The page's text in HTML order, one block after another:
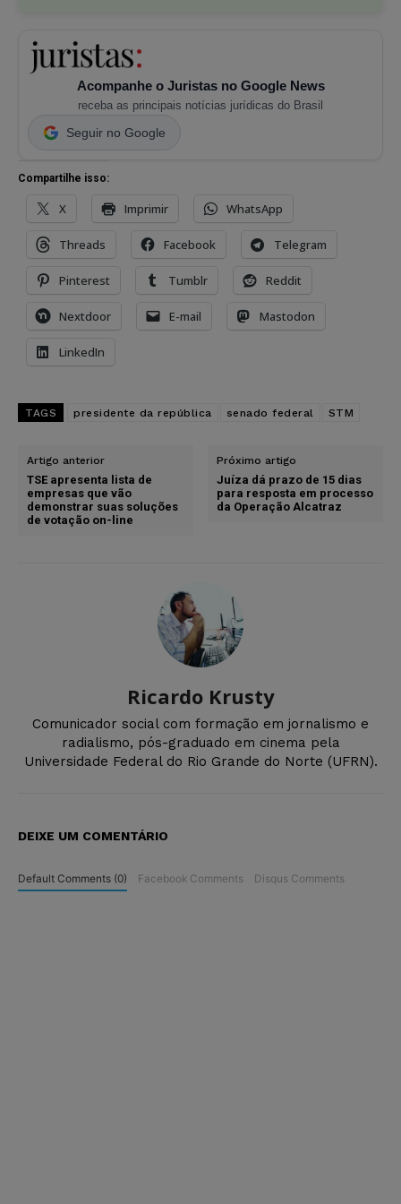
Acompanhe o Juristas no Google News
receba as principais notícias jurídicas do Brasil
Seguir no Google
Compartilhe isso:
X Imprimir WhatsApp
Threads Facebook Telegram
Pinterest Tumblr Reddit
Nextdoor E-mail Mastodon
LinkedIn
TAGS presidente da república senado federal STM
Artigo anterior
TSE apresenta lista de
empresas que vão
demonstrar suas soluções
de votação on-line
Próximo artigo
Juíza dá prazo de 15 dias
para resposta em processo
da Operação Alcatraz
Ricardo Krusty
Comunicador social com formação em jornalismo e
radialismo, pós-graduado em cinema pela
Universidade Federal do Rio Grande do Norte (UFRN).
DEIXE UM COMENTÁRIO
Default Comments (0) Facebook Comments Disqus Comments